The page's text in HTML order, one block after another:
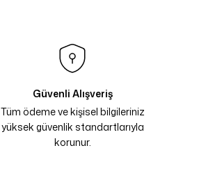
Güvenli Alışveriş
Tüm ödeme ve kişisel bilgileriniz
yüksek güvenlik standartlarıyla
korunur.